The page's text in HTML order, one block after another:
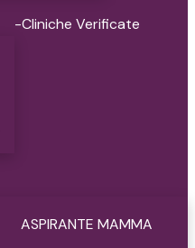
-Cliniche Verificate
ASPIRANTE MAMMA